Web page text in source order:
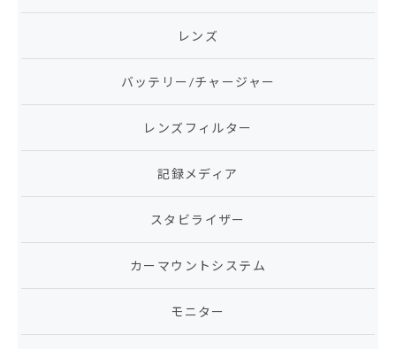
レンズ
バッテリー/チャージャー
レンズフィルター
記録メディア
スタビライザー
カーマウントシステム
モニター